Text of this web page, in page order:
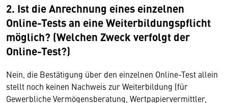
2. Ist die Anrechnung eines einzelnen
Online-Tests an eine Weiterbildungspflicht
möglich? (Welchen Zweck verfolgt der
Online-Test?)
Nein, die Bestätigung über den einzelnen Online-Test allein
stellt noch keinen Nachweis zur Weiterbildung (für
Gewerbliche Vermögensberatung, Wertpapiervermittler,